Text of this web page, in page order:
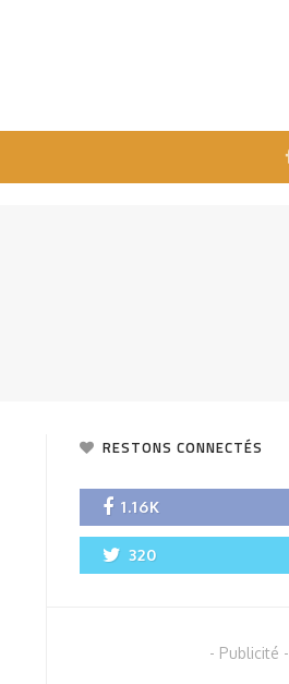
RESTONS CONNECTÉS
1.16K
320
- Publicité -